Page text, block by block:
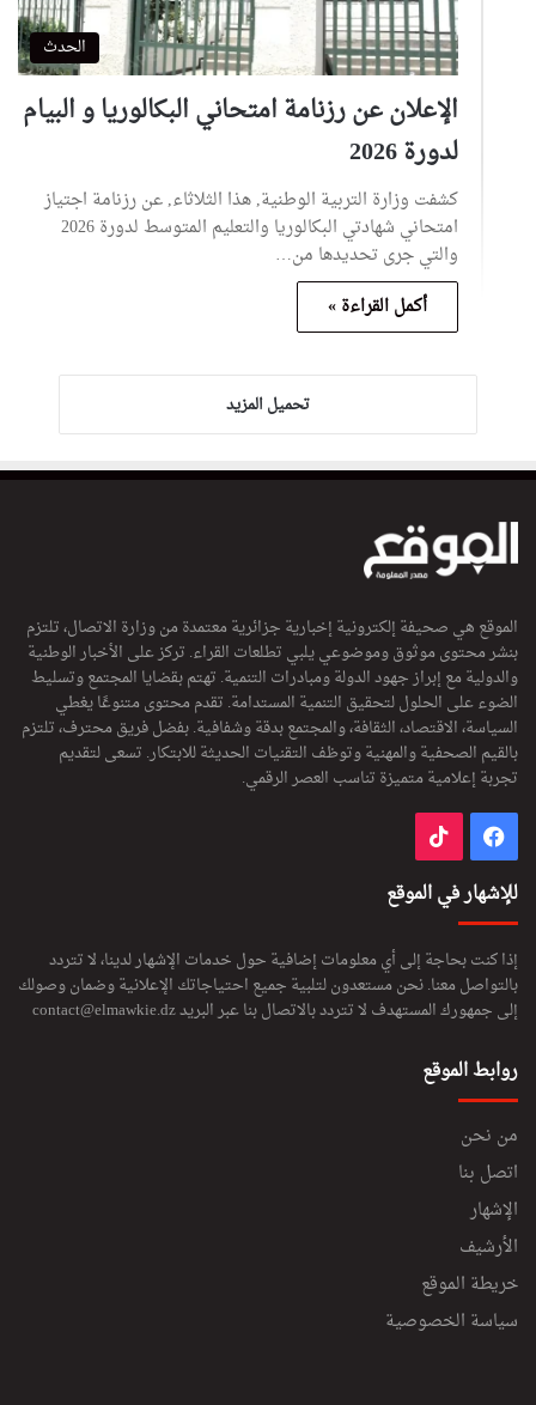
الحدث
الإعلان عن رزنامة امتحاني البكالوريا و البيام
لدورة 2026
كشفت وزارة التربية الوطنية, هذا الثلاثاء, عن رزنامة اجتياز
امتحاني شهادتي البكالوريا والتعليم المتوسط لدورة 2026
والتي جرى تحديدها من…
أكمل القراءة »
تحميل المزيد
الموقع هي صحيفة إلكترونية إخبارية جزائرية معتمدة من وزارة الاتصال، تلتزم
بنشر محتوى موثوق وموضوعي يلبي تطلعات القراء. تركز على الأخبار الوطنية
والدولية مع إبراز جهود الدولة ومبادرات التنمية. تهتم بقضايا المجتمع وتسليط
الضوء على الحلول لتحقيق التنمية المستدامة. تقدم محتوى متنوعًا يغطي
السياسة، الاقتصاد، الثقافة، والمجتمع بدقة وشفافية. بفضل فريق محترف، تلتزم
بالقيم الصحفية والمهنية وتوظف التقنيات الحديثة للابتكار. تسعى لتقديم
تجربة إعلامية متميزة تناسب العصر الرقمي.
فيسبوك
للإشهار في الموقع
إذا كنت بحاجة إلى أي معلومات إضافية حول خدمات الإشهار لدينا، لا تتردد
بالتواصل معنا. نحن مستعدون لتلبية جميع احتياجاتك الإعلانية وضمان وصولك
إلى جمهورك المستهدف لا تتردد بالاتصال بنا عبر البريدcontact@elmawkie.dz
روابط الموقع
من نحن
اتصل بنا
الإشهار
الأرشيف
خريطة الموقع
سياسة الخصوصية